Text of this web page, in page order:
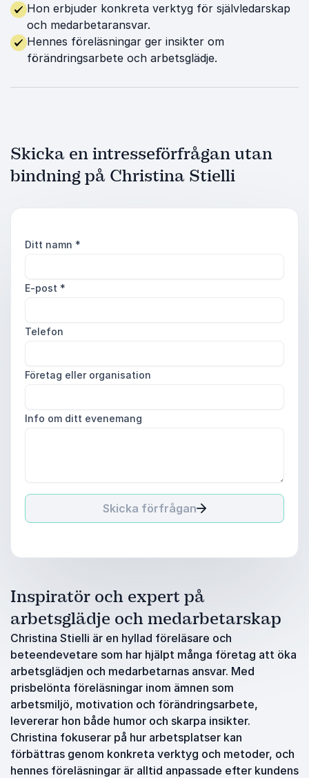
Hon erbjuder konkreta verktyg för självledarskap
och medarbetaransvar.
Hennes föreläsningar ger insikter om
förändringsarbete och arbetsglädje.
Skicka en intresseförfrågan utan
bindning på Christina Stielli
Ditt namn *
E-post *
Telefon
Företag eller organisation
Info om ditt evenemang
Skicka förfrågan
Inspiratör och expert på
arbetsglädje och medarbetarskap
Christina Stielli är en hyllad föreläsare och
beteendevetare som har hjälpt många företag att öka
arbetsglädjen och medarbetarnas ansvar. Med
prisbelönta föreläsningar inom ämnen som
arbetsmiljö, motivation och förändringsarbete,
levererar hon både humor och skarpa insikter.
Christina fokuserar på hur arbetsplatser kan
förbättras genom konkreta verktyg och metoder, och
hennes föreläsningar är alltid anpassade efter kundens